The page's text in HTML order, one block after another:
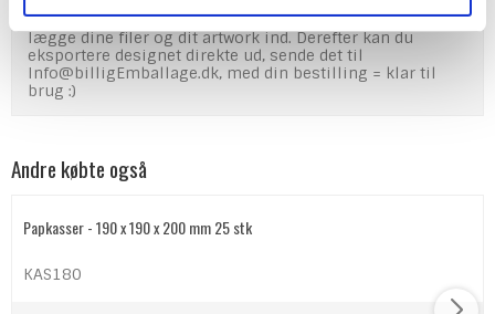
Alt du skal gøre, er blot at finde det design du vil lave, og
lægge dine filer og dit artwork ind. Derefter kan du
eksportere designet direkte ud, sende det til
Info@billigEmballage.dk, med din bestilling = klar til
brug :)
Andre købte også
Papkasser - 190 x 190 x 200 mm 25 stk
KAS180